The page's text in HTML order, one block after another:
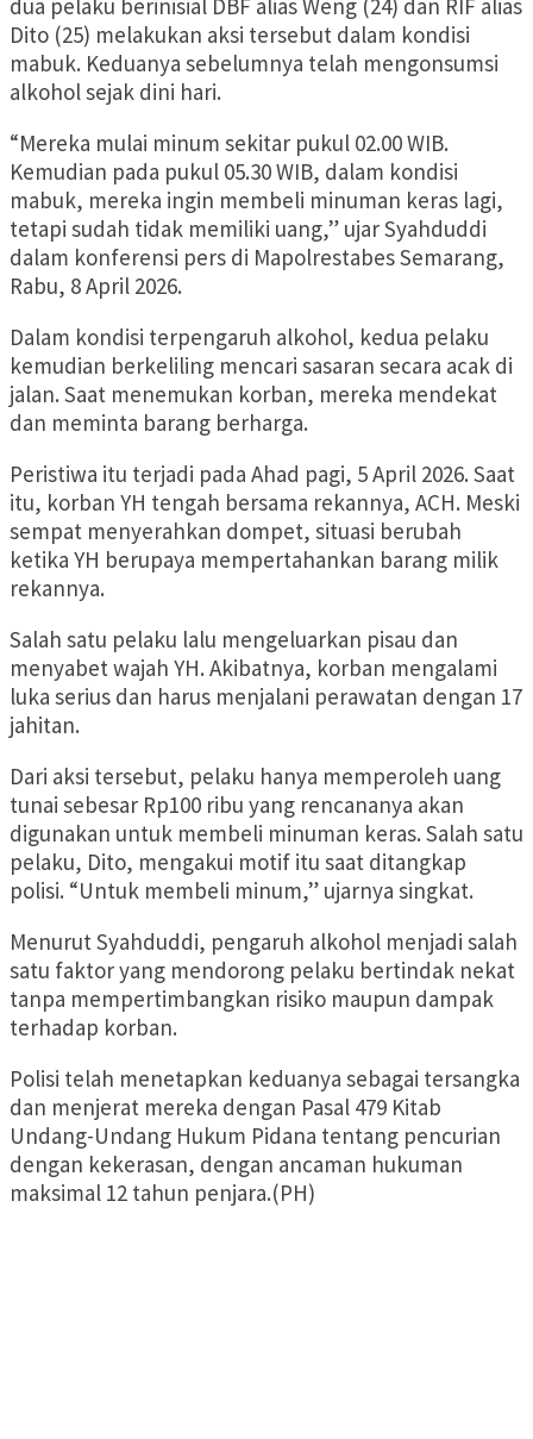
dua pelaku berinisial DBF alias Weng (24) dan RIF alias
Dito (25) melakukan aksi tersebut dalam kondisi
mabuk. Keduanya sebelumnya telah mengonsumsi
alkohol sejak dini hari.
“Mereka mulai minum sekitar pukul 02.00 WIB.
Kemudian pada pukul 05.30 WIB, dalam kondisi
mabuk, mereka ingin membeli minuman keras lagi,
tetapi sudah tidak memiliki uang,” ujar Syahduddi
dalam konferensi pers di Mapolrestabes Semarang,
Rabu, 8 April 2026.
Dalam kondisi terpengaruh alkohol, kedua pelaku
kemudian berkeliling mencari sasaran secara acak di
jalan. Saat menemukan korban, mereka mendekat
dan meminta barang berharga.
Peristiwa itu terjadi pada Ahad pagi, 5 April 2026. Saat
itu, korban YH tengah bersama rekannya, ACH. Meski
sempat menyerahkan dompet, situasi berubah
ketika YH berupaya mempertahankan barang milik
rekannya.
Salah satu pelaku lalu mengeluarkan pisau dan
menyabet wajah YH. Akibatnya, korban mengalami
luka serius dan harus menjalani perawatan dengan 17
jahitan.
Dari aksi tersebut, pelaku hanya memperoleh uang
tunai sebesar Rp100 ribu yang rencananya akan
digunakan untuk membeli minuman keras. Salah satu
pelaku, Dito, mengakui motif itu saat ditangkap
polisi. “Untuk membeli minum,” ujarnya singkat.
Menurut Syahduddi, pengaruh alkohol menjadi salah
satu faktor yang mendorong pelaku bertindak nekat
tanpa mempertimbangkan risiko maupun dampak
terhadap korban.
Polisi telah menetapkan keduanya sebagai tersangka
dan menjerat mereka dengan Pasal 479 Kitab
Undang-Undang Hukum Pidana tentang pencurian
dengan kekerasan, dengan ancaman hukuman
maksimal 12 tahun penjara.(PH)